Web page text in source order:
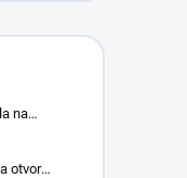
na
na kľúče
otvor